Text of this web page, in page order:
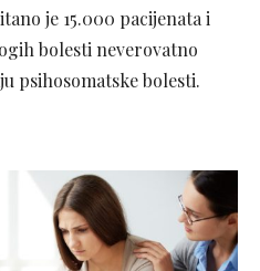
je 15.000 pacijenata i
bolesti neverovatno
psihosomatske bolesti.